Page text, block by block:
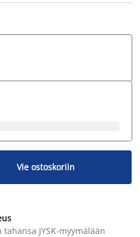
Vie ostoskoriin
JYSK-myymälään